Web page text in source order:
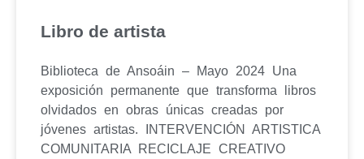
Libro de artista
Biblioteca de Ansoáin – Mayo 2024 Una
exposición permanente que transforma libros
olvidados en obras únicas creadas por
jóvenes artistas. INTERVENCIÓN ARTISTICA
COMUNITARIA RECICLAJE CREATIVO